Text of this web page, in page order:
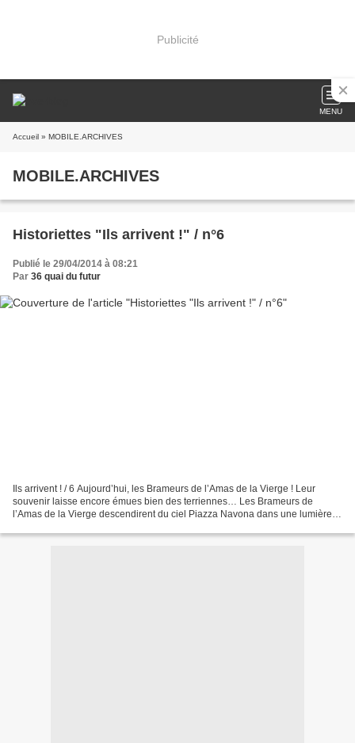
Publicité
MENU
Accueil » MOBILE.ARCHIVES
MOBILE.ARCHIVES
Historiettes "Ils arrivent !" / n°6
Publié le 29/04/2014 à 08:21
Par 36 quai du futur
Ils arrivent ! / 6 Aujourd’hui, les Brameurs de l’Amas de la Vierge ! Leur
souvenir laisse encore émues bien des terriennes… Les Brameurs de
l’Amas de la Vierge descendirent du ciel Piazza Navona dans une lumière si